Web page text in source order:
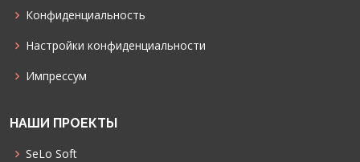
Конфиденциальность
Настройки конфиденциальности
Импрессум
НАШИ ПРОЕКТЫ
SeLo Soft